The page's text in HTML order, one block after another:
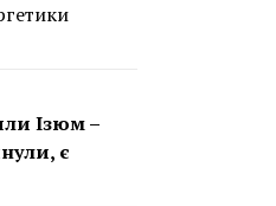
Ізюм –
є